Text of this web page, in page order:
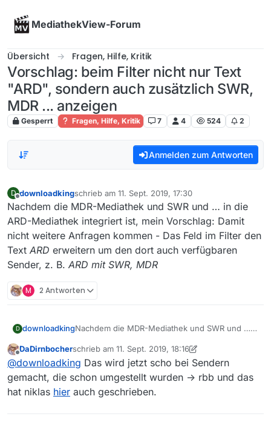
MediathekView-Forum
Übersicht Fragen, Hilfe, Kritik
Vorschlag: beim Filter nicht nur Text
"ARD", sondern auch zusätzlich SWR,
MDR ... anzeigen
Gesperrt Fragen, Hilfe, Kritik 7 4 524 2
Anmelden zum Antworten
D
Offline
downloadkingschrieb am 11. Sept. 2019, 17:30
zuletzt editiert von
Nachdem die MDR-Mediathek und SWR und … in die
ARD-Mediathek integriert ist, mein Vorschlag: Damit
nicht weitere Anfragen kommen - Das Feld im Filter den
Text ARD erweitern um den dort auch verfügbaren
Sender, z. B. ARD mit SWR, MDR
M 2 Antworten
D downloadkingNachdem die MDR-Mediathek und SWR und …
Vorschlag: Damit nicht weitere Anfragen
kommen - Das Feld im Filter den TextARD
erweitern um den dort auch verfügbaren
Sender, z. B.
ARD mit SWR, MDR
Offline
DaDirnbocherschrieb am 11. Sept. 2019, 18:16
zuletzt editiert von DaDirnbocher
@downloadking Das wird jetzt scho bei Sendern
gemacht, die schon umgestellt wurden -> rbb und das
hat niklas hier auch geschrieben.